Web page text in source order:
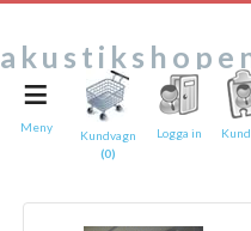
≡
Meny
Kundvagn
(0)
Logga in
Tipsa
e-post*